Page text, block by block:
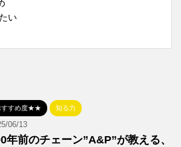
い
すすめ度★★ 知る力
06/13
年前のチェーン”A&P”が教える、